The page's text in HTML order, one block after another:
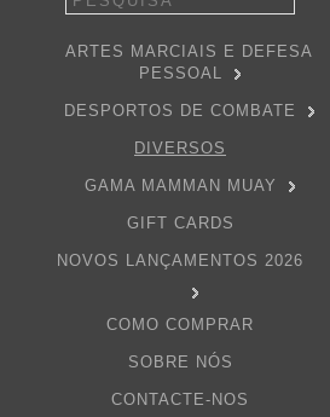
ARTES MARCIAIS E DEFESA
PESSOAL
DESPORTOS DE COMBATE
DIVERSOS
GAMA MAMMAN MUAY
GIFT CARDS
NOVOS LANÇAMENTOS 2026
COMO COMPRAR
SOBRE NÓS
CONTACTE-NOS